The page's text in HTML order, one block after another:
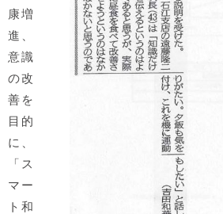
康増
進、
意識
の改
善を
目的
に、
「ス
マー
ト和